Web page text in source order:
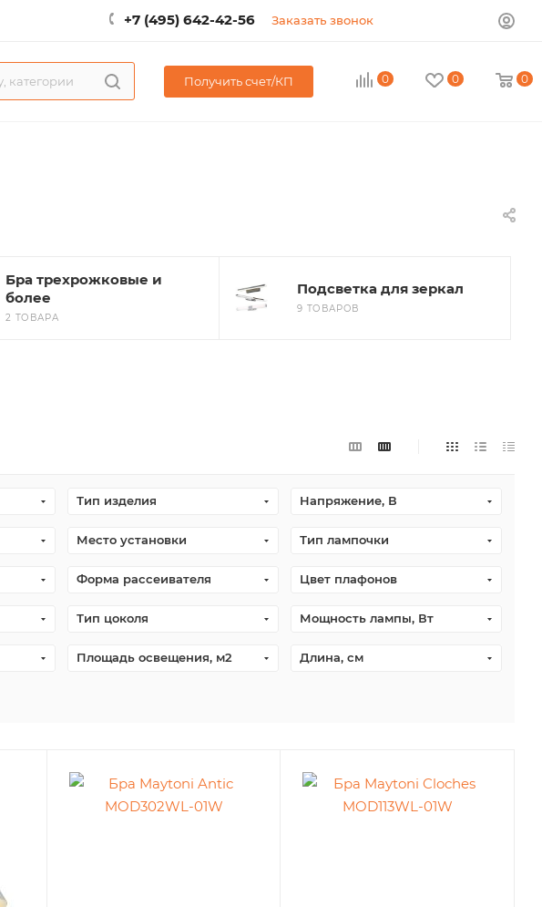
+7 (495) 642-42-56 Заказать звонок
Получить счет/КП 0 0 0
Бра трехрожковые и
более
2 ТОВАРА
Подсветка для зеркал
9 ТОВАРОВ
Тип изделия Напряжение, В
Место установки Тип лампочки
Форма рассеивателя Цвет плафонов
Тип цоколя Мощность лампы, Вт
Площадь освещения, м2 Длина, см